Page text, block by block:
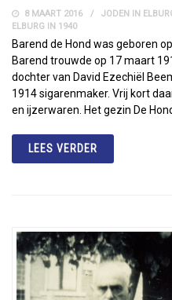
8 MAART 2016 JODEN IN
ELBURG IN 1940
Barend de Hond was geboren
Barend trouwde op 17 maart
dochter van David Ezechiël
1914 sigarenmaker. Vrij kort
en ijzerwaren. Het gezin De
LEES VERDER